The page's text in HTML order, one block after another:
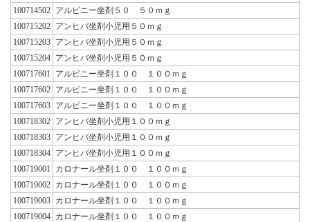
100714502 アルピニー坐剤５０ ５０ｍｇ
100715202 アンヒバ坐剤小児用５０ｍｇ
100715203 アンヒバ坐剤小児用５０ｍｇ
100715204 アンヒバ坐剤小児用５０ｍｇ
100717601
アルピニー坐剤１００ １００ｍｇ
100717602 アルピニー坐剤１００ １００ｍｇ
100717603 アルピニー坐剤１００ １００ｍｇ
100718302 アンヒバ坐剤小児用１００ｍｇ
100718303 アンヒバ坐剤小児用１００ｍｇ
100718304 アンヒバ坐剤小児用１００ｍｇ
100719001
カロナール坐剤１００ １００ｍｇ
100719002 カロナール坐剤１００ １００ｍｇ
100719003 カロナール坐剤１００ １００ｍｇ
100719004 カロナール坐剤１００ １００ｍｇ